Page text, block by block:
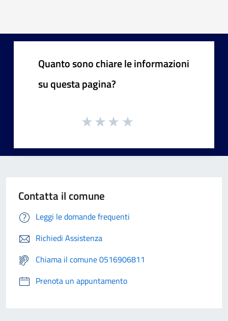
Quanto sono chiare le informazioni
su questa pagina?
Contatta il comune
Leggi le domande frequenti
Richiedi Assistenza
Chiama il comune 0516906811
Prenota un appuntamento